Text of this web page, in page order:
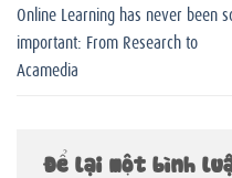
Online Learning has never been
important: From Research to
Acamedia
Để lại một bình